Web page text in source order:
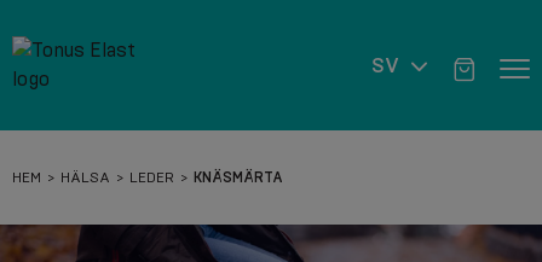
SV
HEM HÄLSA LEDER KNÄSMÄRTA